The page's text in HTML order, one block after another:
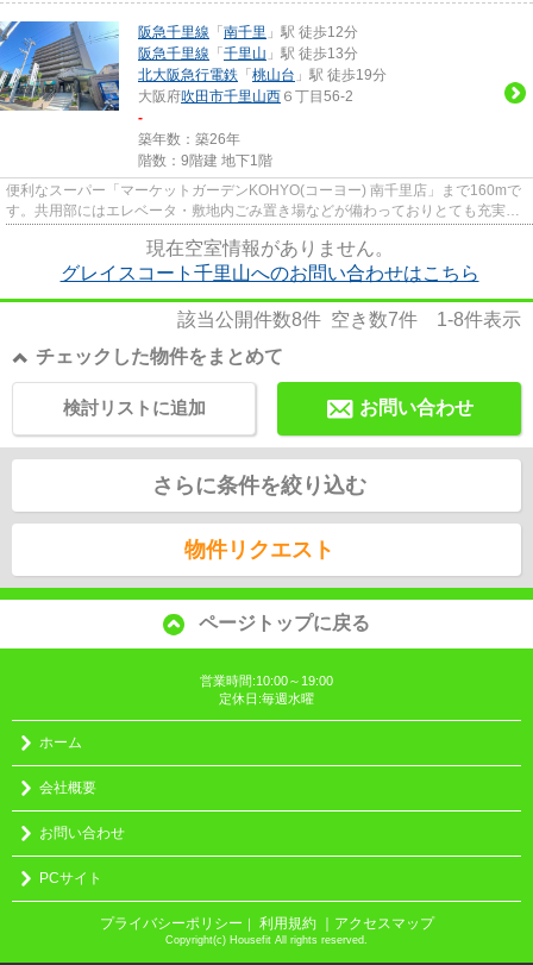
阪急千里線 「 南千里 」駅 徒歩12分
阪急千里線 「 千里山 」駅 徒歩13分
北大阪急行電鉄 「 桃山台 」駅 徒歩19分
大阪府吹田市千里山西 ６丁目56-2
-
築年数：築26年
階数：9階建 地下1階
便利なスーパー「マーケットガーデンKOHYO(コーヨー) 南千里店」まで160mで
す。共用部にはエレベータ・敷地内ごみ置き場などが備わっておりとても充実し
現在空室情報がありません。
グレイスコート千里山へのお問い合わせはこちら
該当公開件数8件 空き数7件 1-8件表示
チェックした物件をまとめて
お問い合わせ
検討リストに追加
さらに条件を絞り込む
物件リクエスト
ページトップに戻る
営業時間:10:00～19:00
定休日:毎週水曜
ホーム
会社概要
お問い合わせ
PCサイト
プライバシーポリシー ｜ 利用規約 ｜アクセスマップ
Copyright(c) Housefit All rights reserved.